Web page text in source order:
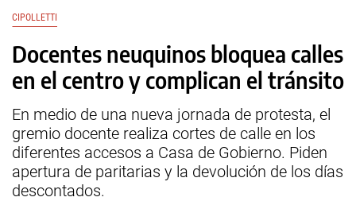
CIPOLLETTI
Docentes neuquinos bloquea calles
en el centro y complican el tránsito
En medio de una nueva jornada de protesta, el
gremio docente realiza cortes de calle en los
diferentes accesos a Casa de Gobierno. Piden
apertura de paritarias y la devolución de los días
descontados.